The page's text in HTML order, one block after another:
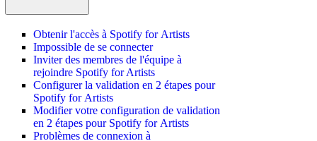
Obtenir l'accès à Spotify for Artists
Impossible de se connecter
Inviter des membres de l'équipe à
rejoindre Spotify for Artists
Configurer la validation en 2 étapes pour
Spotify for Artists
Modifier votre configuration de validation
en 2 étapes pour Spotify for Artists
Problèmes de connexion à